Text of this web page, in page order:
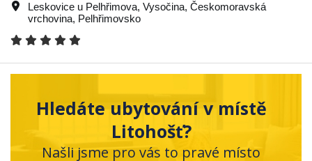
Leskovice u Pelhřimova, Vysočina, Českomoravská
vrchovina, Pelhřimovsko
Hledáte ubytování v místě
Litohošť?
Našli jsme pro vás to pravé místo